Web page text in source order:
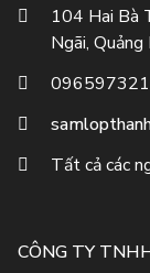
104 Hai Bà
Ngãi, Quảng
Tất cả các
CÔNG TY